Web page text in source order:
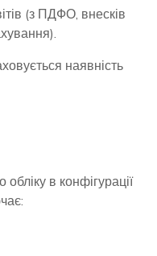
(з ПДФО, внесків
наявність
в конфігурації